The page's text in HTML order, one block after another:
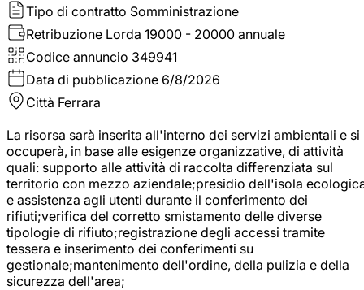
Tipo di contratto Somministrazione
Retribuzione Lorda 19000 - 20000 annuale
Codice annuncio 349941
Data di pubblicazione 6/8/2026
Città Ferrara
La risorsa sarà inserita all'interno dei servizi ambientali e si
occuperà, in base alle esigenze organizzative, di attività
quali: supporto alle attività di raccolta differenziata sul
territorio con mezzo aziendale;presidio dell'isola
e assistenza agli utenti durante il conferimento dei
rifiuti;verifica del corretto smistamento delle diverse
tipologie di rifiuto;registrazione degli accessi tramite
tessera e inserimento dei conferimenti su
gestionale;mantenimento dell'ordine, della pulizia e della
sicurezza dell'area;